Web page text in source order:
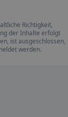
Richtigkeit,
der Inhalte erfolgt
ist ausgeschlossen,
werden.